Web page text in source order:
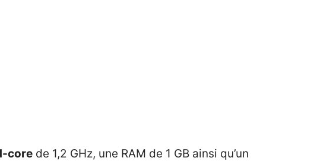
core de 1,2 GHz, une RAM de 1 GB ainsi qu’un